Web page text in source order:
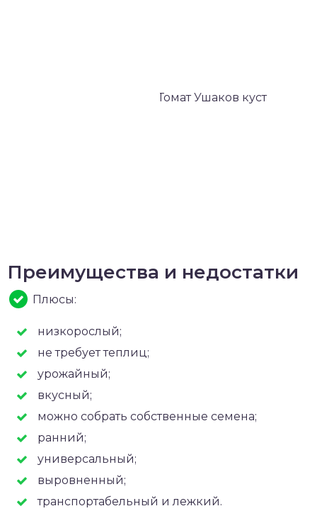
Преимущества и недостатки
Плюсы:
низкорослый;
не требует теплиц;
урожайный;
вкусный;
можно собрать собственные семена;
ранний;
универсальный;
выровненный;
транспортабельный и лежкий.